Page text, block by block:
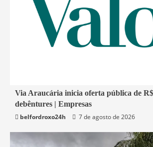
1 min read
Economia
Via Araucária inicia oferta pública de
debêntures | Empresas
belfordroxo24h
7 de agosto de 2026